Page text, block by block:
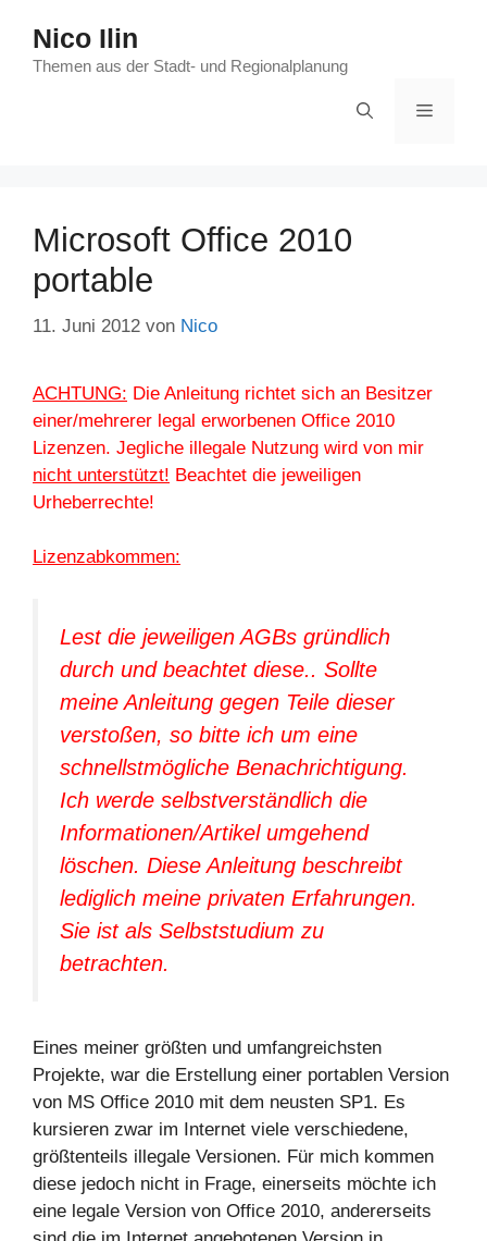
Inhalt
springen
Nico Ilin
Themen aus der Stadt- und Regionalplanung
Menü
Microsoft Office 2010
portable
11. Juni 2012 von Nico
ACHTUNG: Die Anleitung richtet sich an Besitzer
einer/mehrerer legal erworbenen Office 2010
Lizenzen. Jegliche illegale Nutzung wird von mir
nicht unterstützt! Beachtet die jeweiligen
Urheberrechte!
Lizenzabkommen:
Lest die jeweiligen AGBs gründlich
durch und beachtet diese.. Sollte
meine Anleitung gegen Teile dieser
verstoßen, so bitte ich um eine
schnellstmögliche Benachrichtigung.
Ich werde selbstverständlich die
Informationen/Artikel umgehend
löschen. Diese Anleitung beschreibt
lediglich meine privaten Erfahrungen.
Sie ist als Selbststudium zu
betrachten.
Eines meiner größten und umfangreichsten
Projekte, war die Erstellung einer portablen Version
von MS Office 2010 mit dem neusten SP1. Es
kursieren zwar im Internet viele verschiedene,
größtenteils illegale Versionen. Für mich kommen
diese jedoch nicht in Frage, einerseits möchte ich
eine legale Version von Office 2010, andererseits